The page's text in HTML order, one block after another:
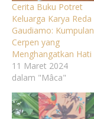
Cerita Buku Potret
Keluarga Karya Reda
Gaudiamo: Kumpulan
Cerpen yang
Menghangatkan Hati
11 Maret 2024
dalam "Mâca"